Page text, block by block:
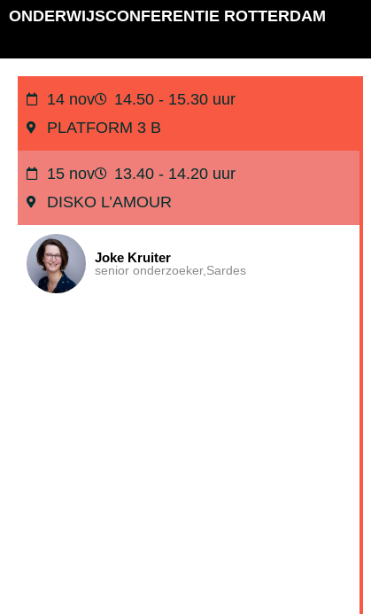
ONDERWIJSCONFERENTIE ROTTERDAM
14 nov
14.50 - 15.30 uur
PLATFORM 3 B
15 nov
13.40 - 14.20 uur
DISKO L’AMOUR
Joke Kruiter
senior onderzoeker, Sardes